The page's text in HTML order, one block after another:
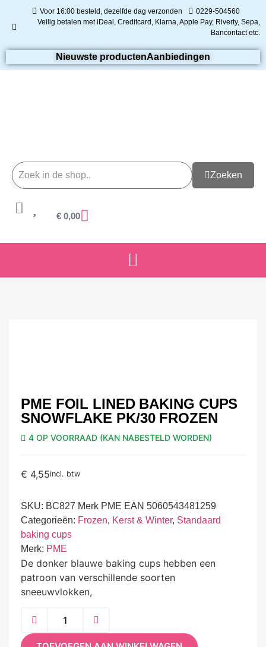
Voor 16:00 besteld, dezelfde dag verzonden
0229-504560
Veilig betalen met iDeal, Creditcard, Klarna, Apple Pay, Riverty, Sepa,
Bancontact etc.
Nieuwste productenAanbiedingen
Zoeken
€ 0,00
PME FOIL LINED BAKING CUPS
SNOWFLAKE PK/30 FROZEN
4 OP VOORRAAD (KAN NABESTELD WORDEN)
€ 4,55incl. btw
SKU: BC827 Merk PME EAN 5060543481259
Categorieën: Frozen, Kerst & Winter, Standaard
baking cups
Merk: PME
De donker blauwe baking cups hebben een
patroon van verschillende soorten
sneeuwvlokken,